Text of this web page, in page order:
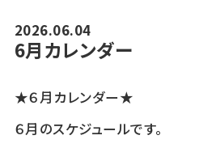
2026.06.04
6月カレンダー
★６月カレンダー★
６月のスケジュールです。